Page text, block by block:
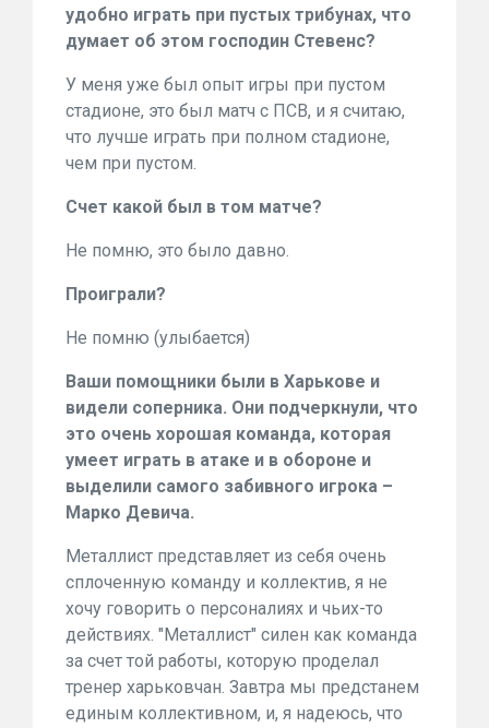
удобно играть при пустых трибунах, что
думает об этом господин Стевенс?
У меня уже был опыт игры при пустом
стадионе, это был матч с ПСВ, и я считаю,
что лучше играть при полном стадионе,
чем при пустом.
Счет какой был в том матче?
Не помню, это было давно.
Проиграли?
Не помню (улыбается)
Ваши помощники были в Харькове и
видели соперника. Они подчеркнули, что
это очень хорошая команда, которая
умеет играть в атаке и в обороне и
выделили самого забивного игрока –
Марко Девича.
Металлист представляет из себя очень
сплоченную команду и коллектив, я не
хочу говорить о персоналиях и чьих-то
действиях. "Металлист" силен как команда
за счет той работы, которую проделал
тренер харьковчан. Завтра мы предстанем
единым коллективном, и, я надеюсь, что